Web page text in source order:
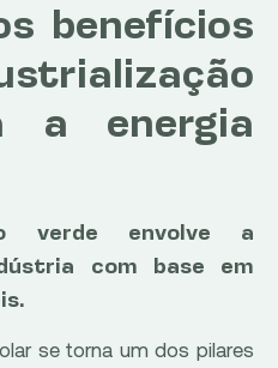
benefícios
a energia
verde envolve a
com base em
se torna um dos pilares